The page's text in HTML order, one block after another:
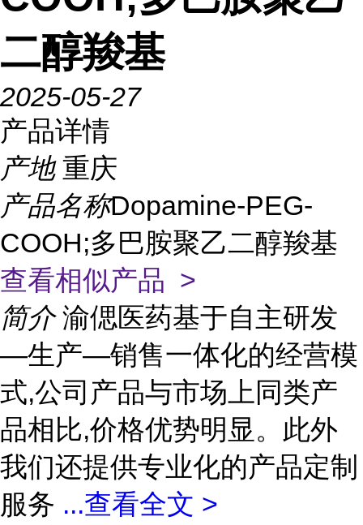
二醇羧基
2025-05-27
产品详情
产地 重庆
产品名称Dopamine-PEG-
COOH;多巴胺聚乙二醇羧基
查看相似产品 >
简介 渝偲医药基于自主研发
—生产—销售一体化的经营模
式,公司产品与市场上同类产
品相比,价格优势明显。此外
我们还提供专业化的产品定制
服务 ...查看全文 >